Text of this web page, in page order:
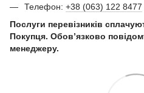
Телефон: +38 (063) 122 8477
Послуги перевізників
Покупця. Обов’язково
менеджеру.